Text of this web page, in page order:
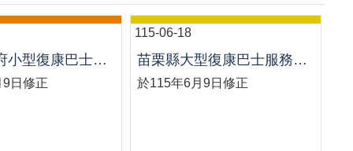
苗栗縣政府小型復康巴士交通接送服務管理要點
日修正
115-06-18
苗栗縣大型復康巴士服務使用優惠計畫
於115年6月9日修正